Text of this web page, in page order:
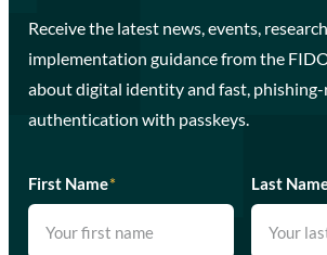
Receive the latest news, events,
implementation guidance from the
about digital identity and fast,
authentication with passkeys.
First Name* Last